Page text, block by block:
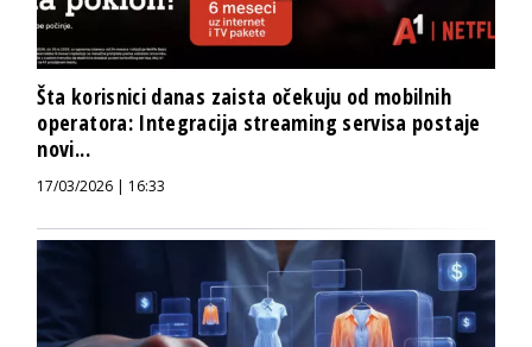
Šta korisnici danas zaista očekuju od mobilnih
operatora: Integracija streaming servisa postaje
novi...
17/03/2026 | 16:33